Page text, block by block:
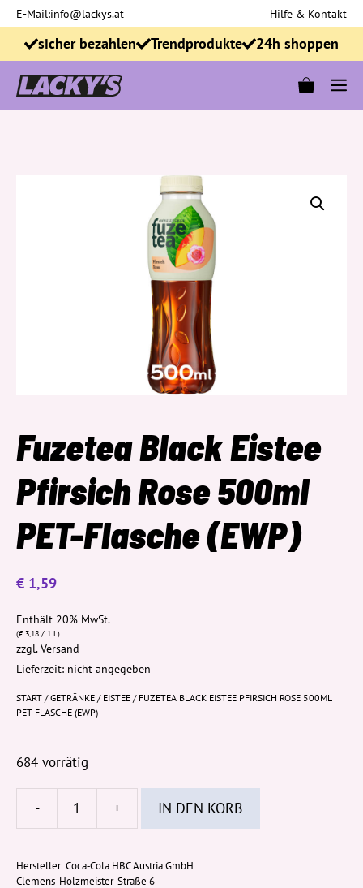
Zum
Inhalt
springen
E-Mail:info@lackys.at Hilfe & Kontakt
sicher bezahlen Trendprodukte 24h shoppen
Fuzetea Black Eistee
Pfirsich Rose 500ml
PET-Flasche (EWP)
€ 1,59
Enthält 20% MwSt.
(€3,18 / 1 L)
zzgl.Versand
Lieferzeit: nicht angegeben
START /GETRÄNKE / EISTEE / FUZETEA BLACK EISTEE PFIRSICH ROSE 500ML
PET-FLASCHE (EWP)
684 vorrätig
-
Fuzetea
Eistee
Pfirsich
+ IN DEN KORB
Hersteller:Coca‑Cola HBC Austria GmbH
Clemens-Holzmeister-Straße 6